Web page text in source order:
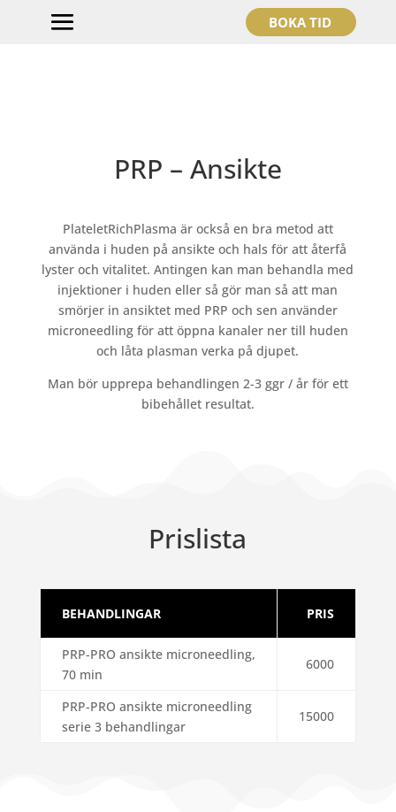
BOKA TID
PRP – Ansikte
PlateletRichPlasma är också en bra metod att
använda i huden på ansikte och hals för att återfå
lyster och vitalitet. Antingen kan man behandla med
injektioner i huden eller så gör man så att man
smörjer in ansiktet med PRP och sen använder
microneedling för att öppna kanaler ner till huden
och låta plasman verka på djupet.
Man bör upprepa behandlingen 2-3 ggr / år för ett
bibehållet resultat.
Prislista
BEHANDLINGAR PRIS
PRP-PRO ansikte microneedling,
70 min
6000
PRP-PRO ansikte microneedling
serie 3 behandlingar
15000